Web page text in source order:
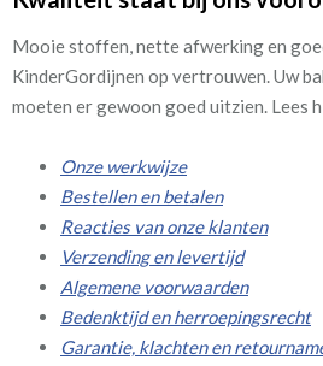
Mooie stoffen, nette afwerking en
KinderGordijnen op vertrouwen. Uw
moeten er gewoon goed uitzien. Lees
Onze werkwijze
Bestellen en betalen
Reacties van onze klanten
Verzending en levertijd
Algemene voorwaarden
Bedenktijd en herroepingsrecht
Garantie, klachten en